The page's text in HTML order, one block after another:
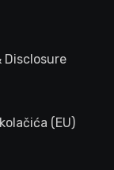
Disclosure
(EU)